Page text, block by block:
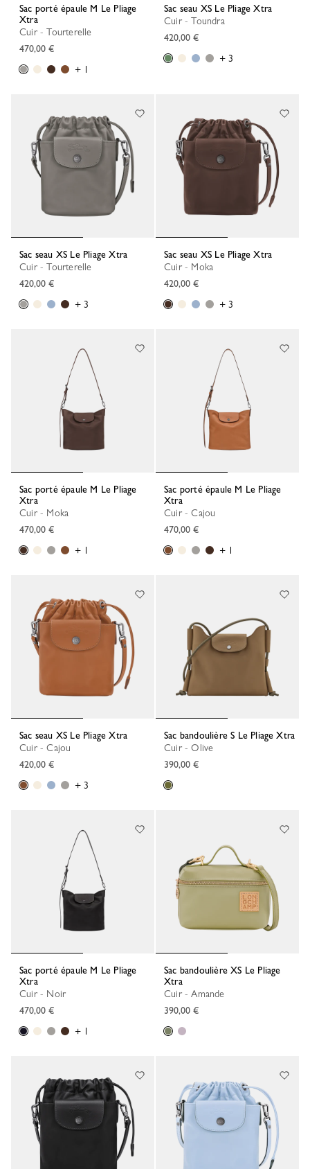
Sac porté épaule M Le Pliage
Xtra
Cuir - Tourterelle
470,00 €
+ 1
Sac seau XS Le Pliage Xtra
Cuir - Toundra
420,00 €
+ 3
Sac seau XS Le Pliage Xtra
Cuir - Tourterelle
420,00 €
+ 3
Sac seau XS Le Pliage Xtra
Cuir - Moka
420,00 €
+ 3
Sac porté épaule M Le Pliage
Xtra
Cuir - Moka
470,00 €
+ 1
Sac porté épaule M Le Pliage
Xtra
Cuir - Cajou
470,00 €
+ 1
Sac seau XS Le Pliage Xtra
Cuir - Cajou
420,00 €
+ 3
Sac bandoulière S Le Pliage Xtra
Cuir - Olive
390,00 €
Sac porté épaule M Le Pliage
Xtra
Cuir - Noir
470,00 €
+ 1
Sac bandoulière XS Le Pliage
Xtra
Cuir - Amande
390,00 €